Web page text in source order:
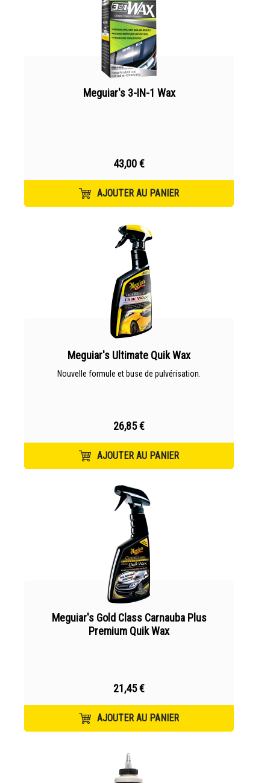
Meguiar's 3-IN-1 Wax
43,00 €
AJOUTER AU PANIER
Meguiar's Ultimate Quik Wax
Nouvelle formule et buse de pulvérisation.
26,85 €
AJOUTER AU PANIER
Meguiar's Gold Class Carnauba Plus
Premium Quik Wax
21,45 €
AJOUTER AU PANIER